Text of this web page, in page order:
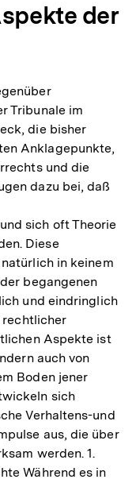
der
Tribunale im
die bisher
Anklagepunkte,
und die
dazu bei, daß
sich oft Theorie
Diese
in keinem
begangenen
und eindringlich
rechtlicher
Aspekte ist
auch von
Boden jener
sich
Verhaltens-und
aus, die über
werden. 1.
Während es in